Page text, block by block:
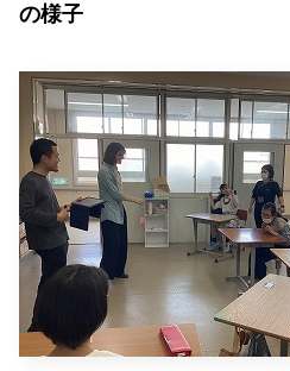
の様子